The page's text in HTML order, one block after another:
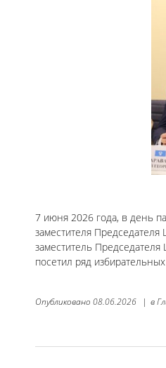
7 июня 2026 года, в день
заместителя
заместитель
посетил ряд
Опубликовано 08.06.2026 | в